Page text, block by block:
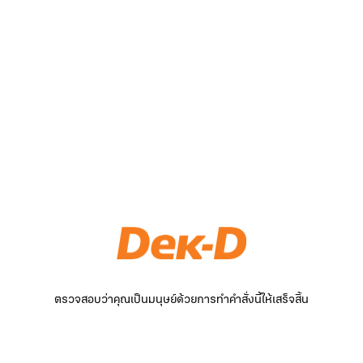
ตรวจสอบว่าคุณเป็นมนุษย์ด้วยการทำคำสั่งนี้ให้เสร็จสิ้น